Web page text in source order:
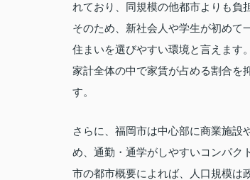
れており、同規模の他都市よりも負
そのため、新社会人や学生が初めて
住まいを選びやすい環境と言えます。
家計全体の中で家賃が占める割合を
す。
さらに、福岡市は中心部に商業施設
め、通勤・通学がしやすいコンパク
市の都市概要によれば、人口規模は